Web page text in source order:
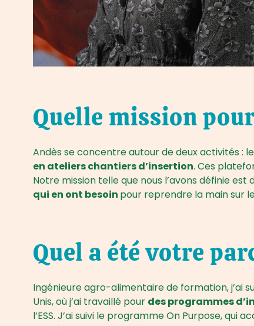
Quelle mission
Andès se concentre autour de deux activités :
en ateliers chantiers d’insertion. Ces
Notre mission telle que nous l’avons définie est
qui en ont besoin pour reprendre la main sur
Quel a été votre
Ingénieure agro-alimentaire de formation, j’ai
Unis, où j’ai travaillé pour des programmes
l’ESS. J’ai suivi le programme On Purpose, qui